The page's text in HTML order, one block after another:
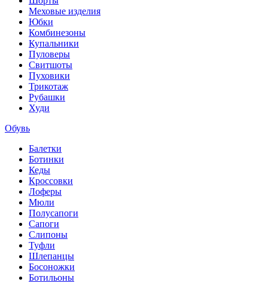
Меховые изделия
Юбки
Комбинезоны
Купальники
Пуловеры
Свитшоты
Пуховики
Трикотаж
Рубашки
Худи
Обувь
Балетки
Ботинки
Кеды
Кроссовки
Лоферы
Мюли
Полусапоги
Сапоги
Слипоны
Туфли
Шлепанцы
Босоножки
Ботильоны